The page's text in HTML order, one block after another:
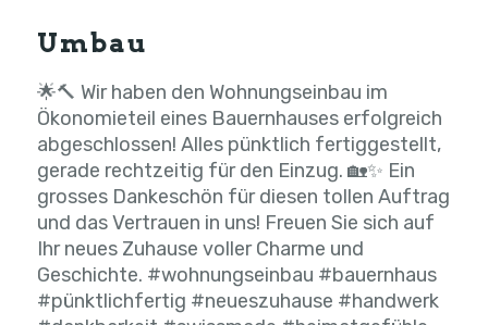
Umbau
🌟🔨 Wir haben den Wohnungseinbau im
Ökonomieteil eines Bauernhauses erfolgreich
abgeschlossen! Alles pünktlich fertiggestellt,
gerade rechtzeitig für den Einzug. 🏡✨ Ein
grosses Dankeschön für diesen tollen Auftrag
und das Vertrauen in uns! Freuen Sie sich auf
Ihr neues Zuhause voller Charme und
Geschichte. #wohnungseinbau #bauernhaus
#pünktlichfertig #neueszuhause #handwerk